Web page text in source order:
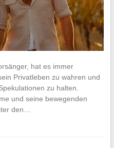
hat es immer
Privatleben zu wahren und
zu halten.
und seine bewegenden
den…